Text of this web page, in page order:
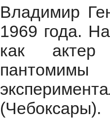
Владимир
1969 года.
как
(Чебоксары).